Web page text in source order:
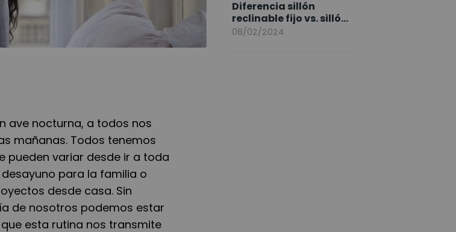
ave nocturna, a todos nos
mañanas. Todos tenemos
pueden variar desde ir a toda
para la familia o
desde casa. Sin
de nosotros podemos estar
esta rutina nos transmite
Diferencia sillón
reclinable fijo vs. sillón
elevable
08/02/2024